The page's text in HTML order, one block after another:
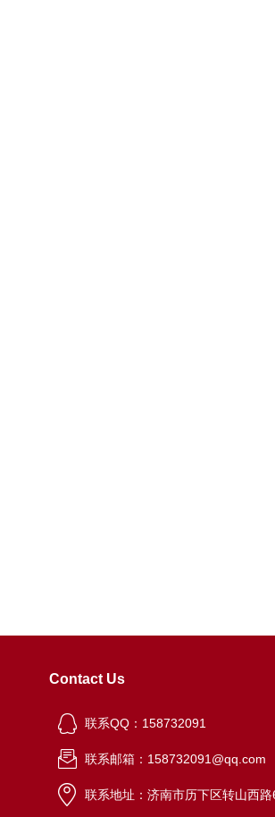
Contact Us
联系QQ：158732091
联系邮箱：158732091@qq.com
联系地址：济南市历下区转山西路